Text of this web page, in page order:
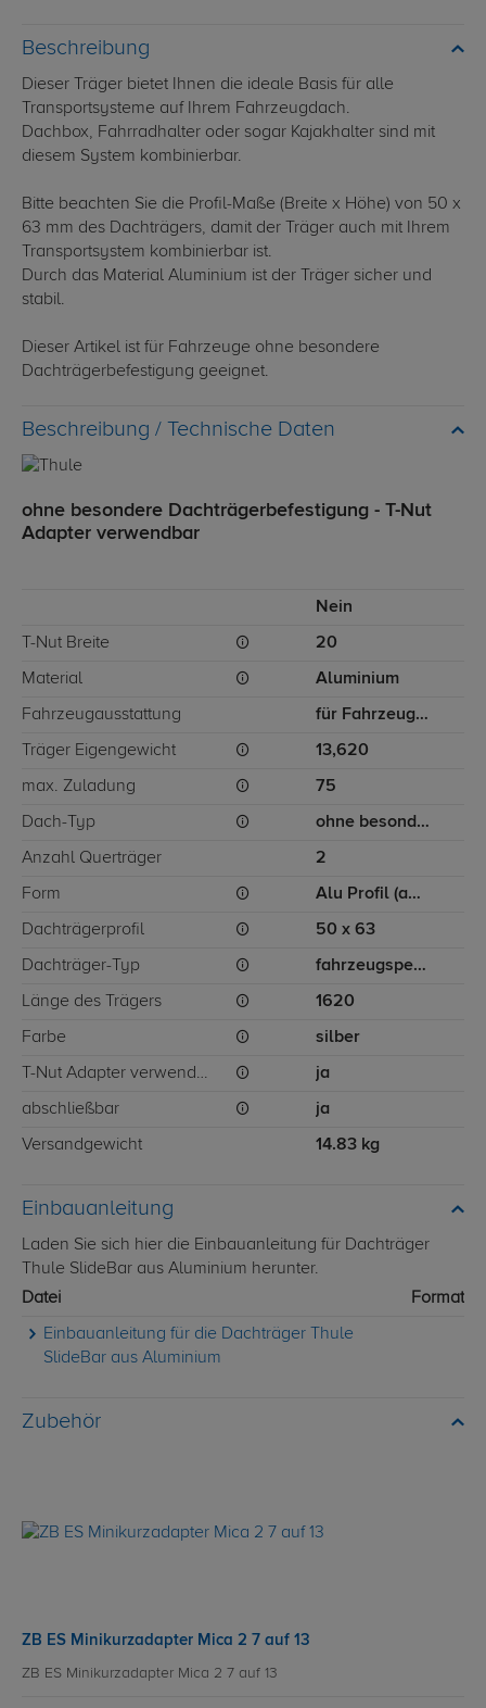
Beschreibung
Dieser Träger bietet Ihnen die ideale Basis für alle
Transportsysteme auf Ihrem Fahrzeugdach.
Dachbox, Fahrradhalter oder sogar Kajakhalter sind mit
diesem System kombinierbar.
Bitte beachten Sie die Profil-Maße (Breite x Höhe) von 50 x
63 mm des Dachträgers, damit der Träger auch mit Ihrem
Transportsystem kombinierbar ist.
Durch das Material Aluminium ist der Träger sicher und
stabil.
Dieser Artikel ist für Fahrzeuge ohne besondere
Dachträgerbefestigung geeignet.
Technische Daten
ohne besondere Dachträgerbefestigung - T-Nut
Adapter verwendbar
Nein
T-Nut Breite 20
Material Aluminium
Fahrzeugausstattung für Fahrzeuge ohne besondere Dachträgerbefestigung
Träger Eigengewicht 13,620
max. Zuladung 75
Dach-Typ ohne besondere Dachträgerbefestigung
Anzahl Querträger 2
Form Alu Profil (ausziehbar)
Dachträgerprofil 50 x 63
Dachträger-Typ fahrzeugspezifisch
Länge des Trägers 1620
Farbe silber
T-Nut Adapter verwendbar ja
abschließbar ja
Versandgewicht 14.83 kg
Einbauanleitung
Laden Sie sich hier die Einbauanleitung für Dachträger
Thule SlideBar aus Aluminium herunter.
Datei
Format
Einbauanleitung für die Dachträger Thule
SlideBar aus Aluminium
Zubehör
ZB ES Minikurzadapter Mica 2 7 auf 13
ZB ES Minikurzadapter Mica 2 7 auf 13